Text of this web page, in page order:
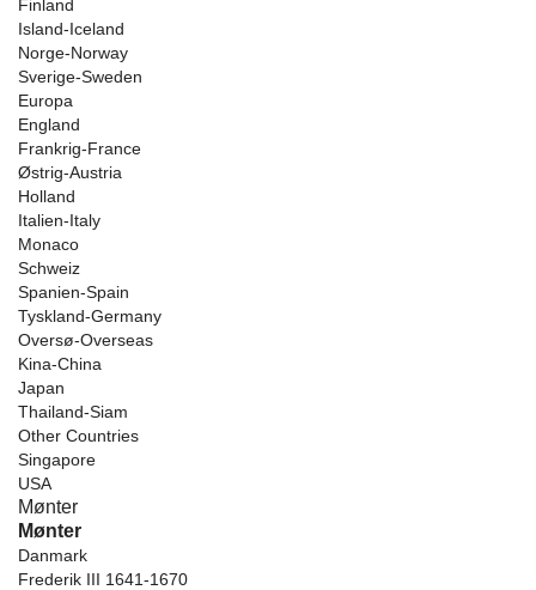
Finland
Island-Iceland
Norge-Norway
Sverige-Sweden
Europa
England
Frankrig-France
Østrig-Austria
Holland
Italien-Italy
Monaco
Schweiz
Spanien-Spain
Tyskland-Germany
Oversø-Overseas
Kina-China
Japan
Thailand-Siam
Other Countries
Singapore
USA
Mønter
Mønter
Danmark
Frederik III 1641-1670